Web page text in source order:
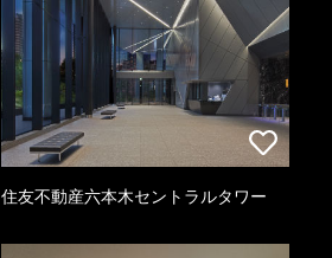
住友不動産六本木セントラルタワー